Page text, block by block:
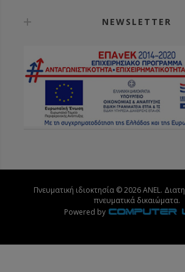
NEWSLETTER
Πνευματική ιδιοκτησία © 2026 ANEL.
πνευματικά δικαιώματα.
Powered by